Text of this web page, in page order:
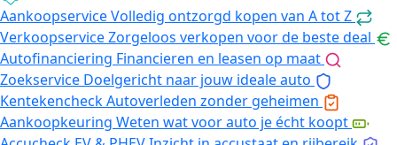
AankoopserviceVolledig ontzorgd kopen van A tot Z
VerkoopserviceZorgeloos verkopen voor de beste deal
Autofinanciering Financieren en leasen op maat
Zoekservice Doelgericht naar jouw ideale auto
KentekencheckAutoverleden zonder geheimen
Aankoopkeuring Weten wat voor auto je écht koopt